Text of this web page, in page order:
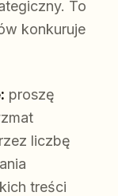
To
konkuruje
proszę
liczbę
treści